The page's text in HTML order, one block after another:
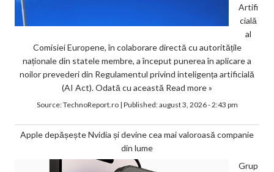
Artifi
cială
al
Comisiei Europene, în colaborare directă cu autoritățile
naționale din statele membre, a început punerea în aplicare a
noilor prevederi din Regulamentul privind inteligența artificială
(AI Act). Odată cu această Read more »
Source:TechnoReport.ro| Published:august 3, 2026 - 2:43 pm
Apple depășește Nvidia și devine cea mai valoroasă companie
din lume
Grup